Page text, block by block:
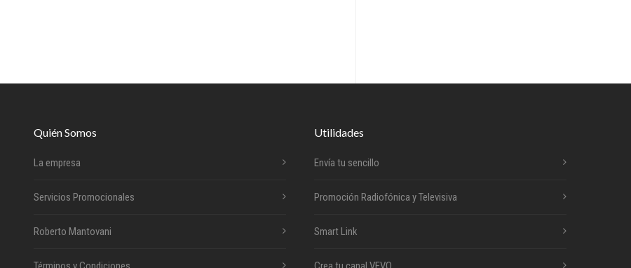
Quién Somos
La empresa
Servicios Promocionales
Roberto Mantovani
Utilidades
Envía tu sencillo
Promoción Radiofónica y Televisiva
Smart Link